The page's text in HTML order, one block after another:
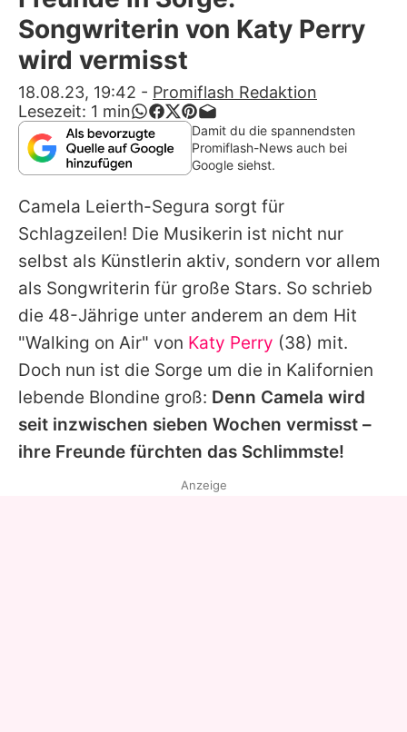
Alle Themen auf Promiflash
App runterladen
Team
Redaktionelle Richtlinien
Impressum
Datenschutzerklärung
Nutzungsbedingungen
Utiq verwalten
Songwriterin von Katy Perry
wird vermisst
18.08.23, 19:42 - Promiflash Redaktion
Lesezeit: 1 min
Damit du die spannendsten
Promiflash-News auch bei
Google siehst.
Camela Leierth-Segura sorgt für
Schlagzeilen! Die Musikerin ist nicht nur
selbst als Künstlerin aktiv, sondern vor allem
als Songwriterin für große Stars. So schrieb
die 48-Jährige unter anderem an dem Hit
"Walking on Air" von Katy Perry (38) mit.
Doch nun ist die Sorge um die in Kalifornien
lebende Blondine groß: Denn Camela wird
seit inzwischen sieben Wochen vermisst –
ihre Freunde fürchten das Schlimmste!
Anzeige